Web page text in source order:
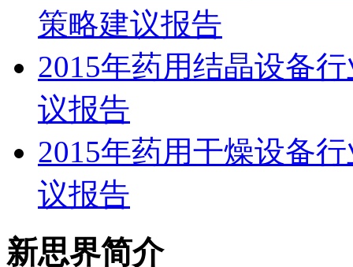
策略建议报告
2015年药用结晶设备
议报告
2015年药用干燥设备
议报告
新思界简介